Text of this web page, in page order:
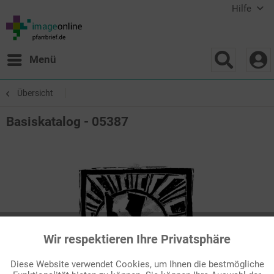
Hilfe
Menü
Übersicht
Basiskatalog - 05387
Funktionale Aktiv
Wir respektieren Ihre Privatsphäre
Diese Website verwendet Cookies, um Ihnen die bestmögliche